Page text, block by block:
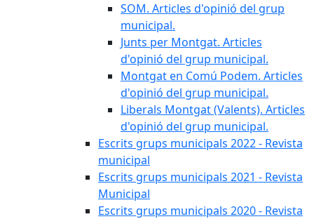
SOM. Articles d'opinió del grup
municipal.
Junts per Montgat. Articles
d'opinió del grup municipal.
Montgat en Comú Podem. Articles
d'opinió del grup municipal.
Liberals Montgat (Valents). Articles
d'opinió del grup municipal.
Escrits grups municipals 2022 - Revista
municipal
Escrits grups municipals 2021 - Revista
Municipal
Escrits grups municipals 2020 - Revista